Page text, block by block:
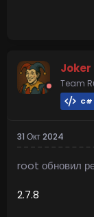
Joker
Team
C#
31 Окт 2024
root обновил
2.7.8